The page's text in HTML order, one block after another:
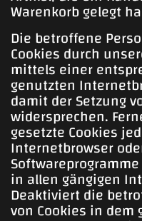
Warenkorb gelegt
Die betroffene
Cookies durch
mittels einer
genutzten
damit der Setzung
widersprechen.
gesetzte Cookies
Internetbrowser
in allen gängigen
Deaktiviert die
von Cookies in dem